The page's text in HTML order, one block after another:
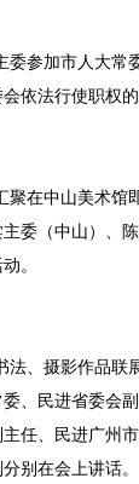
参加市人大常
依法行使职权
在中山美术馆
委（中山）、
。
、摄影作品联
、民进省委会
任、民进广州
别在会上讲话